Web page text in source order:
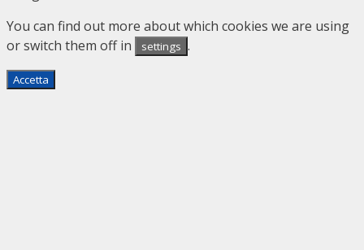
You can find out more about which cookies we are using
or switch them off in
settings .
Accetta